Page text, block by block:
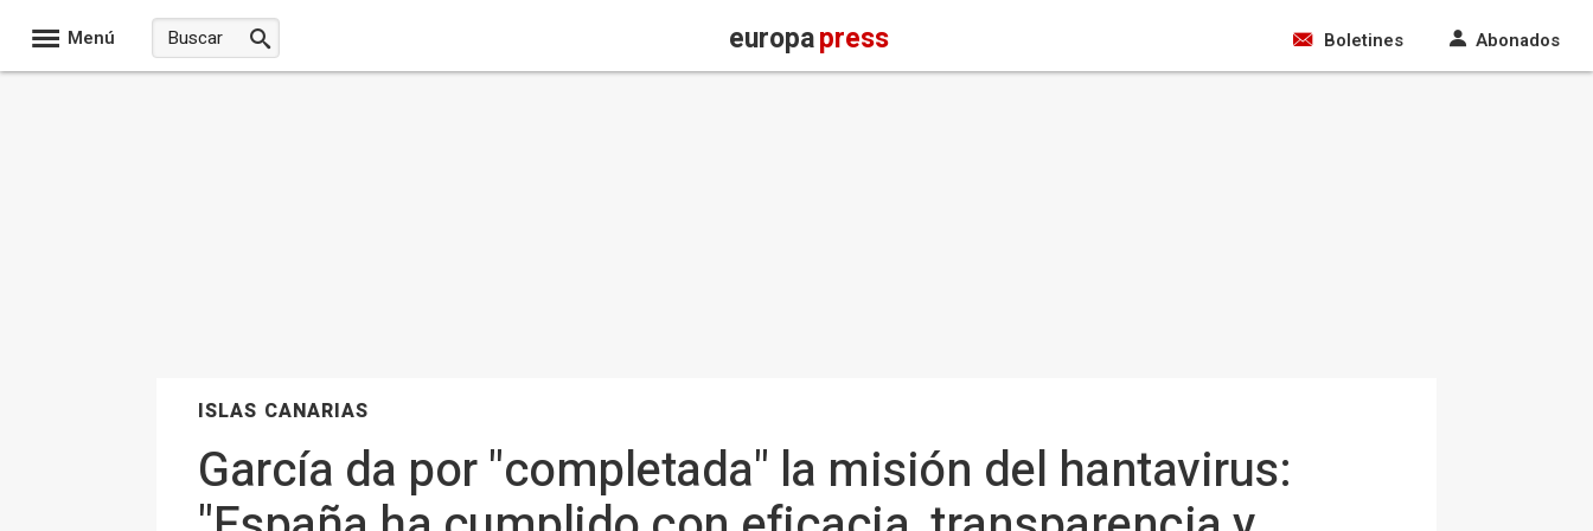
Menú europapress Boletines Abonados
ISLAS CANARIAS
García da por "completada" la misión del hantavirus: